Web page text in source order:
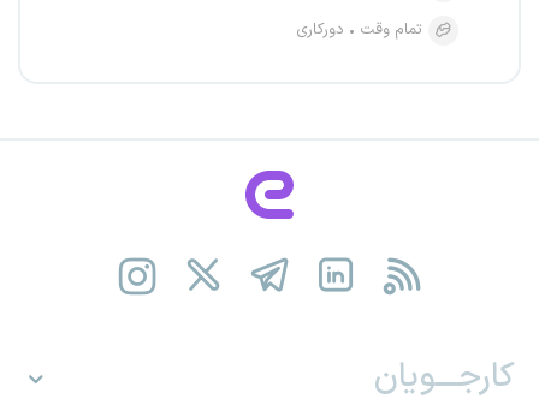
تمام وقت
دورکاری
کارجـــویان